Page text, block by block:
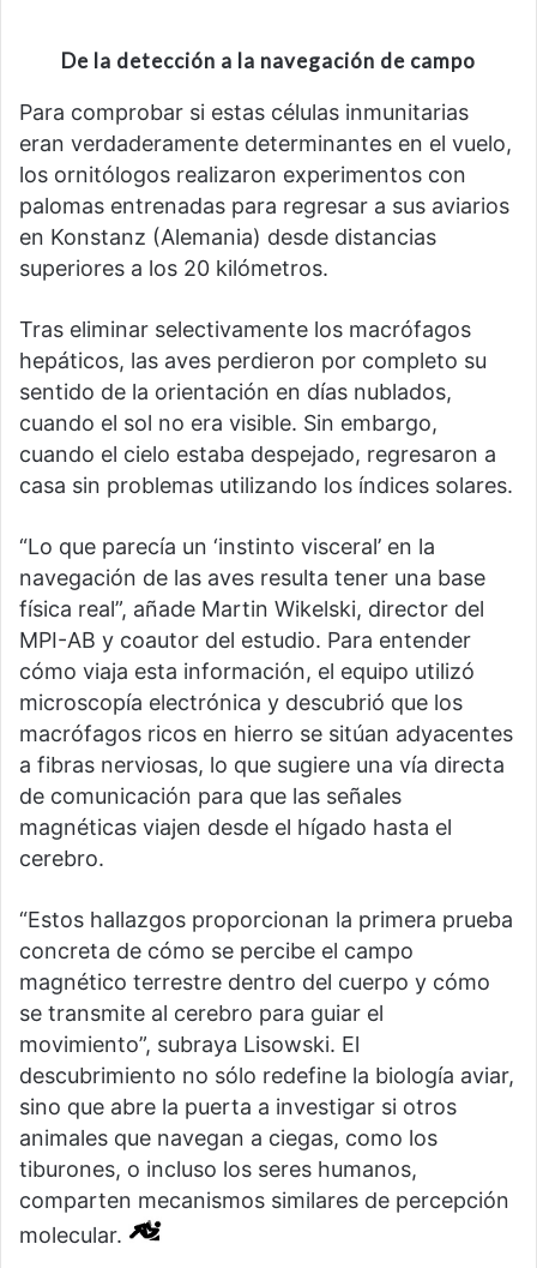
De la detección a la navegación de campo
Para comprobar si estas células inmunitarias
eran verdaderamente determinantes en el vuelo,
los ornitólogos realizaron experimentos con
palomas entrenadas para regresar a sus aviarios
en Konstanz (Alemania) desde distancias
superiores a los 20 kilómetros.
Tras eliminar selectivamente los macrófagos
hepáticos, las aves perdieron por completo su
sentido de la orientación en días nublados,
cuando el sol no era visible. Sin embargo,
cuando el cielo estaba despejado, regresaron a
casa sin problemas utilizando los índices solares.
“Lo que parecía un ‘instinto visceral’ en la
navegación de las aves resulta tener una base
física real”, añade Martin Wikelski, director del
MPI-AB y coautor del estudio. Para entender
cómo viaja esta información, el equipo utilizó
microscopía electrónica y descubrió que los
macrófagos ricos en hierro se sitúan adyacentes
a fibras nerviosas, lo que sugiere una vía directa
de comunicación para que las señales
magnéticas viajen desde el hígado hasta el
cerebro.
“Estos hallazgos proporcionan la primera prueba
concreta de cómo se percibe el campo
magnético terrestre dentro del cuerpo y cómo
se transmite al cerebro para guiar el
movimiento”, subraya Lisowski. El
descubrimiento no sólo redefine la biología aviar,
sino que abre la puerta a investigar si otros
animales que navegan a ciegas, como los
tiburones, o incluso los seres humanos,
comparten mecanismos similares de percepción
molecular.